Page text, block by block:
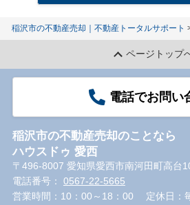
稲沢市の不動産売却｜不動産トータルサポート
ページトップ
電話でお問い
稲沢市の不動産売却のことなら
ハウスドゥ 愛西
〒496-8007 愛知県愛西市南河田町高台
電話番号： 0567-22-5665
営業時間：10：00～18：00
定休日：